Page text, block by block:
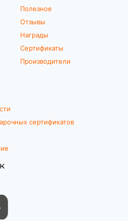
Полезное
Отзывы
Награды
Сертификаты
Производители
сертификатов